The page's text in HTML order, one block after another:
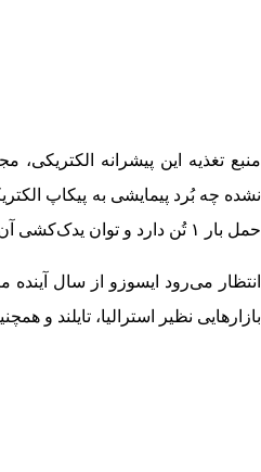
نشده چه بُرد پیمایشی به پیکاپ
حمل بار ۱ تُن دارد و توان یدک‌کشی آن، ۳.۵ تُن اعلام شده است.
بازارهایی نظیر استرالیا، تایلند و